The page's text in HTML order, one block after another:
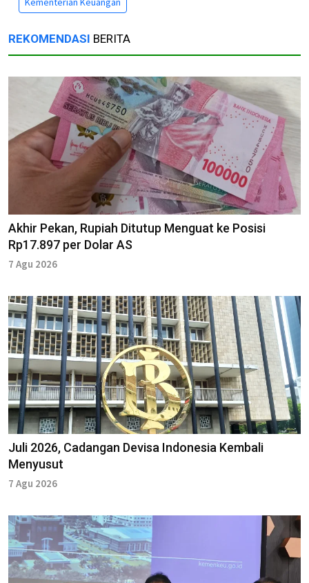
REKOMENDASI BERITA
Akhir Pekan, Rupiah Ditutup Menguat ke Posisi
Rp17.897 per Dolar AS
7 Agu 2026
Juli 2026, Cadangan Devisa Indonesia Kembali
Menyusut
7 Agu 2026